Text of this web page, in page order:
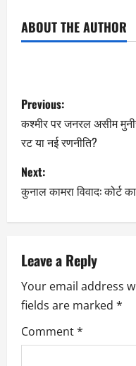
ABOUT THE AUTHOR
Previous:
कश्मीर पर जनरल असीम
रट या नई रणनीति?
Next:
कुनाल कामरा विवाद: कोर्ट
Leave a Reply
Your email address
fields are marked *
Comment*